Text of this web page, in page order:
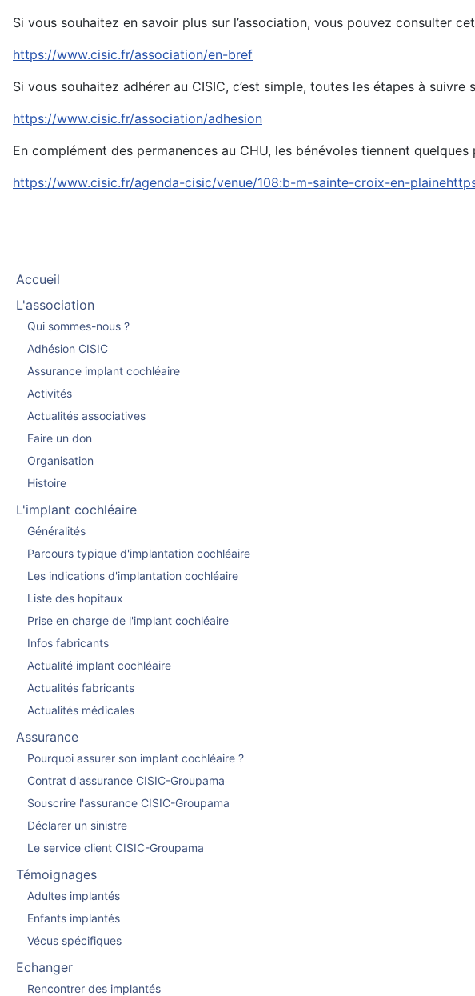
Si vous souhaitez en savoir plus sur l’association, vous pouvez consulter
https://www.cisic.fr/association/en-bref
Si vous souhaitez adhérer au CISIC, c’est simple, toutes les étapes à suivre
https://www.cisic.fr/association/adhesion
En complément des permanences au CHU, les bénévoles tiennent
https://www.cisic.fr/agenda-cisic/venue/108:b-m-sainte-croix-en-
Accueil
L'association
Qui sommes-nous ?
Adhésion CISIC
Assurance implant cochléaire
Activités
Actualités associatives
Faire un don
Organisation
Histoire
L'implant cochléaire
Généralités
Parcours typique d'implantation cochléaire
Les indications d'implantation cochléaire
Liste des hopitaux
Prise en charge de l'implant cochléaire
Infos fabricants
Actualité implant cochléaire
Actualités fabricants
Actualités médicales
Assurance
Pourquoi assurer son implant cochléaire ?
Contrat d'assurance CISIC-Groupama
Souscrire l'assurance CISIC-Groupama
Déclarer un sinistre
Le service client CISIC-Groupama
Témoignages
Adultes implantés
Enfants implantés
Vécus spécifiques
Echanger
Rencontrer des implantés